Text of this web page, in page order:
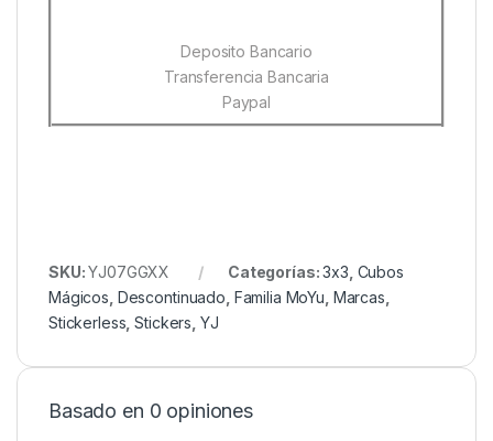
Deposito Bancario
Transferencia Bancaria
Paypal
SKU:YJ07GGXX Categorías:3x3 Cubos
Mágicos Descontinuado Familia MoYu Marcas
Stickerless ,Stickers YJ
Basado en 0 opiniones